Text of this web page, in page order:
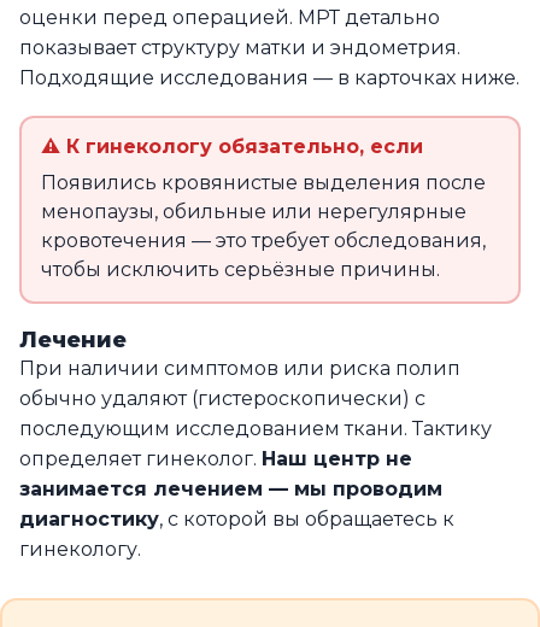
оценки перед операцией. МРТ детально
показывает структуру матки и эндометрия.
Подходящие исследования — в карточках ниже.
⚠ К гинекологу обязательно, если
Появились кровянистые выделения после
менопаузы, обильные или нерегулярные
кровотечения — это требует обследования,
чтобы исключить серьёзные причины.
Лечение
При наличии симптомов или риска полип
обычно удаляют (гистероскопически) с
последующим исследованием ткани. Тактику
определяет гинеколог. Наш центр не
занимается лечением — мы проводим
диагностику, с которой вы обращаетесь к
гинекологу.